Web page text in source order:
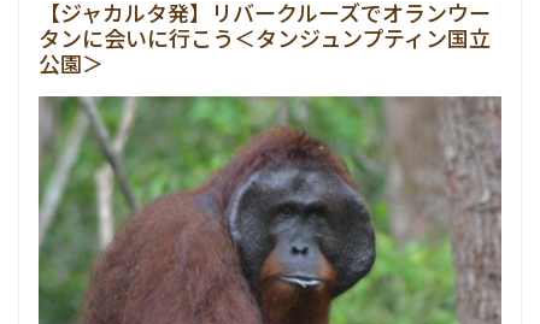
【ジャカルタ発】リバークルーズでオランウー
タンに会いに行こう＜タンジュンプティン国立
公園＞